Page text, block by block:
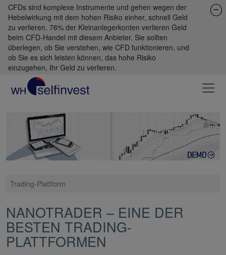
CFDs sind komplexe Instrumente und gehen wegen der
Hebelwirkung mit dem hohen Risiko einher, schnell Geld
zu verlieren. 76% der Kleinanlegerkonten verlieren Geld
beim CFD-Handel mit diesem Anbieter. Sie sollten
überlegen, ob Sie verstehen, wie CFD funktionieren, und
ob Sie es sich leisten können, das hohe Risiko
einzugehen, Ihr Geld zu verlieren.
Trading-Plattform
NANOTRADER – EINE DER
BESTEN TRADING-
PLATTFORMEN